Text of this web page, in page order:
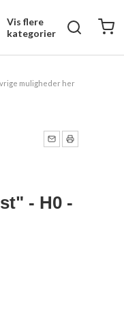
Vis flere
kategorier
muligheder her
- H0 -